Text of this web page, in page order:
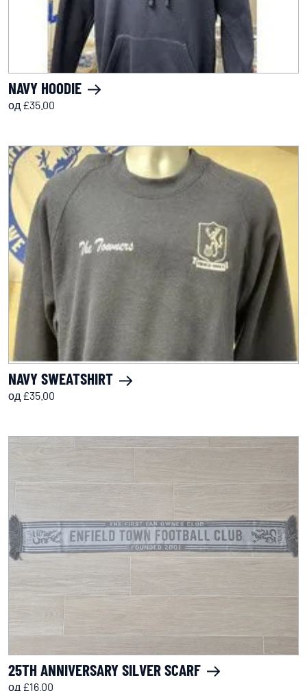
NAVY HOODIE
од £35.00
NAVY SWEATSHIRT
од £35.00
25TH ANNIVERSARY SILVER SCARF
од £16.00